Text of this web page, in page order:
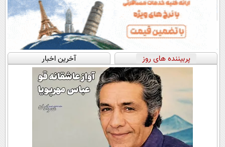
پربیننده های روز آخرین اخبار